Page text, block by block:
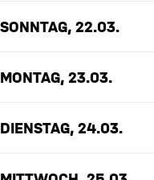
SONNTAG, 22.03.
MONTAG, 23.03.
DIENSTAG, 24.03.